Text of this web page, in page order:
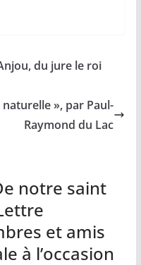
du jure le roi
», par Paul-
Raymond du Lac
notre saint
et amis
à l’occasion